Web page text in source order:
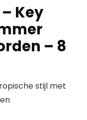
Key
– 8
stijl met